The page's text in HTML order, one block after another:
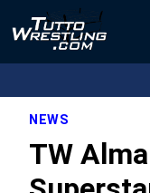
NEWS
TW